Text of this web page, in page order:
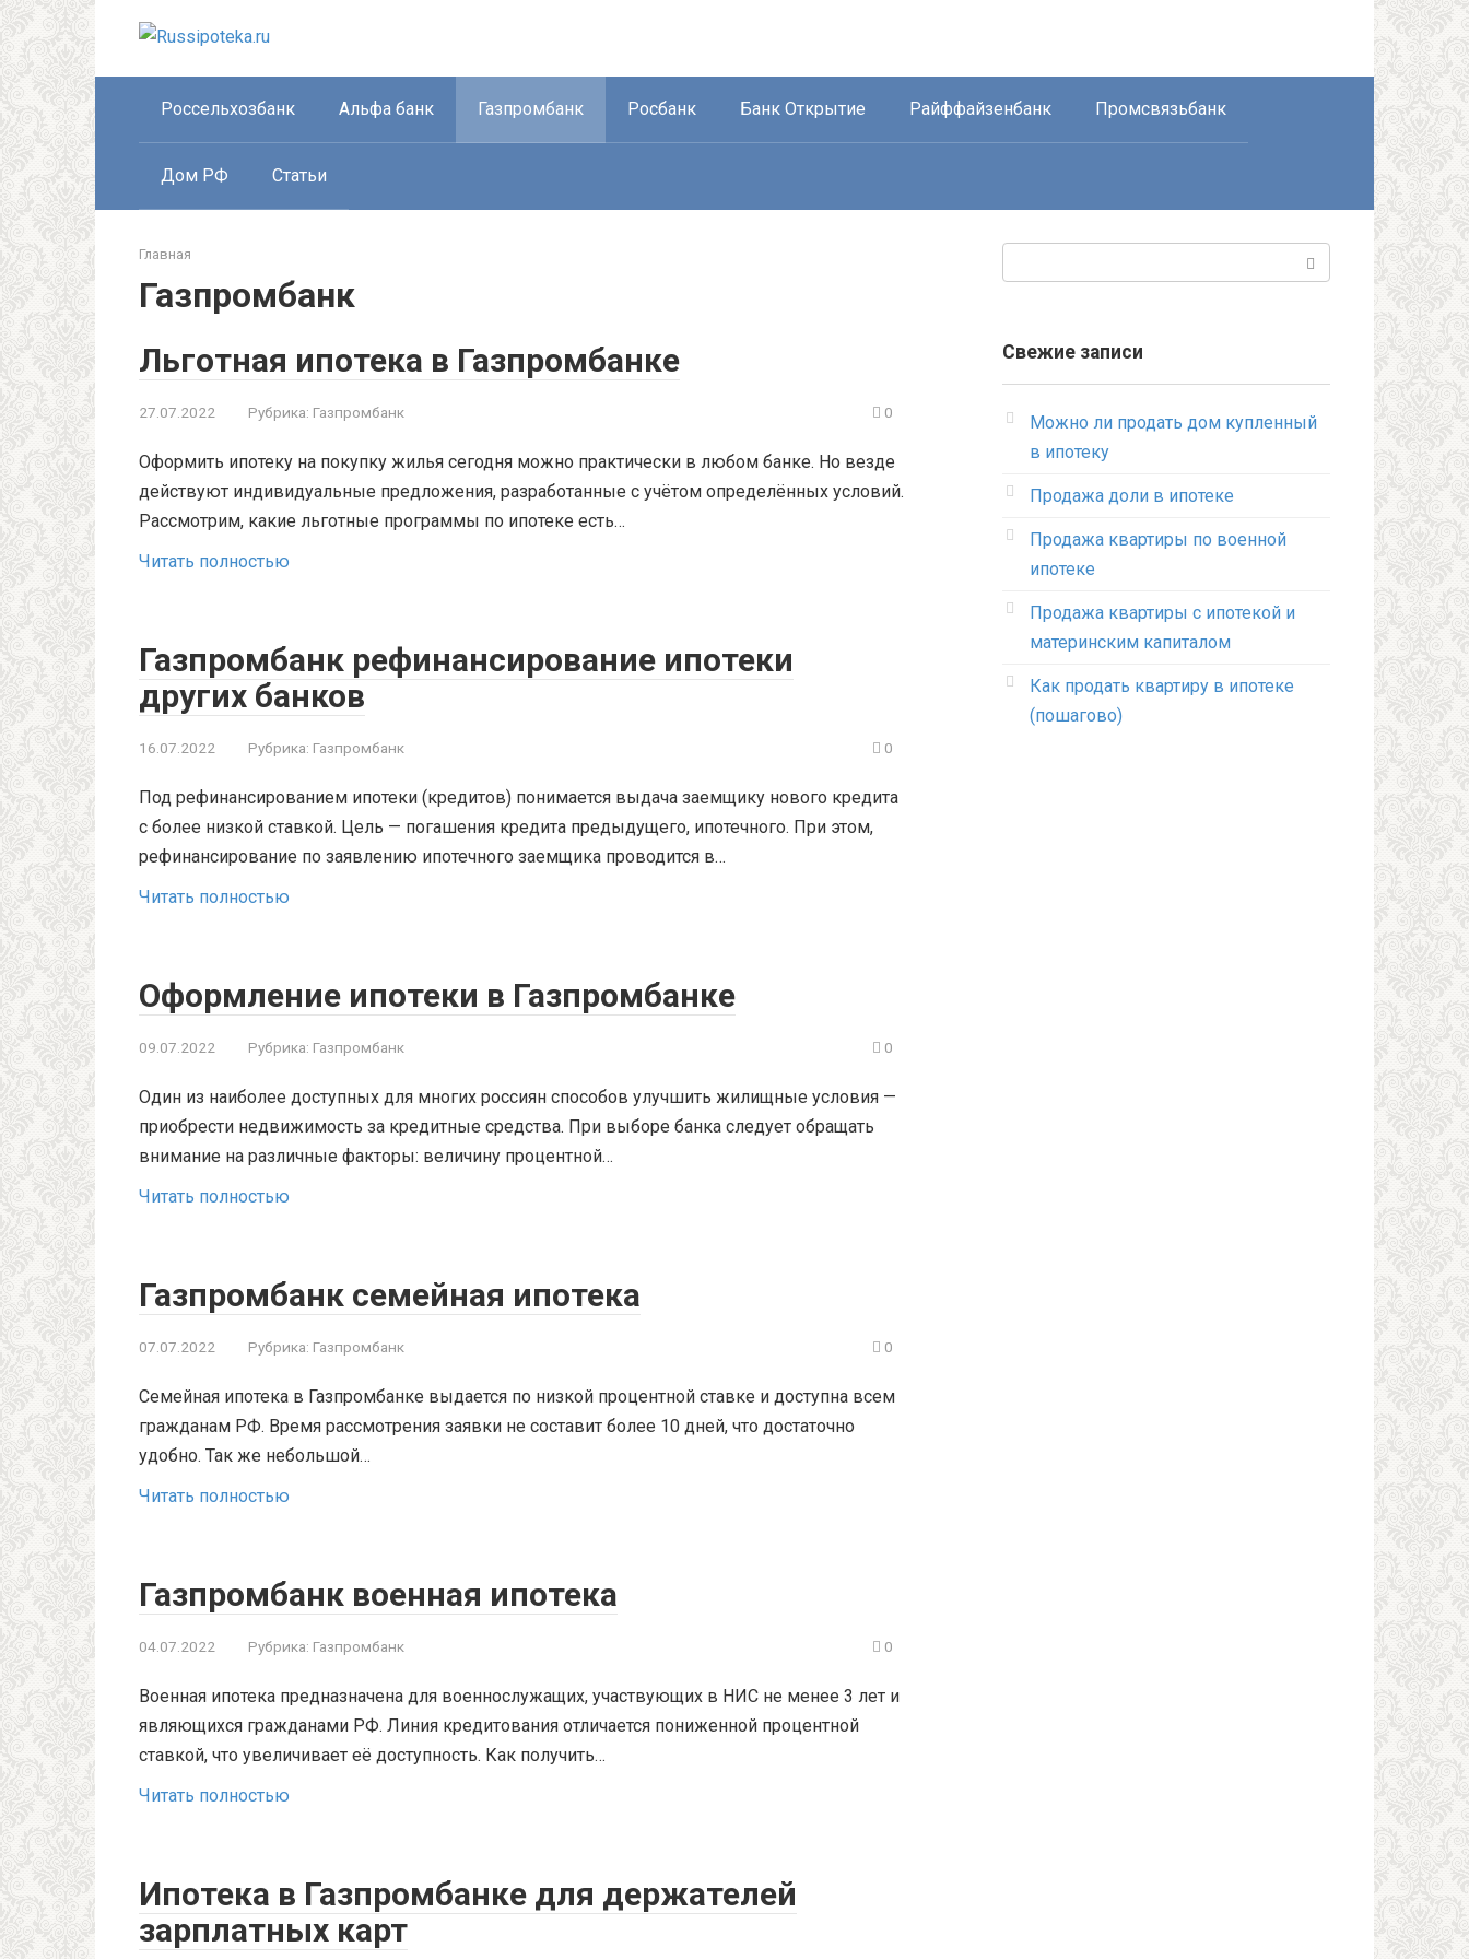
Россельхозбанк
Альфа банк Газпромбанк Росбанк Банк Открытие Райффайзенбанк Промсвязьбанк
Дом РФ Статьи
Главная
Газпромбанк
Льготная ипотека в Газпромбанке
27.07.2022 Рубрика: Газпромбанк 0
Оформить ипотеку на покупку жилья сегодня можно практически в любом банке. Но везде
действуют индивидуальные предложения, разработанные с учётом определённых условий.
Рассмотрим, какие льготные программы по ипотеке есть…
Читать полностью
Газпромбанк рефинансирование ипотеки
других банков
16.07.2022 Рубрика: Газпромбанк 0
Под рефинансированием ипотеки (кредитов) понимается выдача заемщику нового кредита
с более низкой ставкой. Цель — погашения кредита предыдущего, ипотечного. При этом,
рефинансирование по заявлению ипотечного заемщика проводится в…
Читать полностью
Оформление ипотеки в Газпромбанке
09.07.2022 Рубрика: Газпромбанк 0
Один из наиболее доступных для многих россиян способов улучшить жилищные условия —
приобрести недвижимость за кредитные средства. При выборе банка следует обращать
внимание на различные факторы: величину процентной…
Читать полностью
Газпромбанк семейная ипотека
07.07.2022 Рубрика: Газпромбанк 0
Семейная ипотека в Газпромбанке выдается по низкой процентной ставке и доступна всем
гражданам РФ. Время рассмотрения заявки не составит более 10 дней, что достаточно
удобно. Так же небольшой…
Читать полностью
Газпромбанк военная ипотека
04.07.2022 Рубрика: Газпромбанк 0
Военная ипотека предназначена для военнослужащих, участвующих в НИС не менее 3 лет и
являющихся гражданами РФ. Линия кредитования отличается пониженной процентной
ставкой, что увеличивает её доступность. Как получить…
Читать полностью
Ипотека в Газпромбанке для держателей
зарплатных карт
Свежие записи
Можно ли продать дом купленный
в ипотеку
Продажа доли в ипотеке
Продажа квартиры по военной
ипотеке
Продажа квартиры с ипотекой и
материнским капиталом
Как продать квартиру в ипотеке
(пошагово)